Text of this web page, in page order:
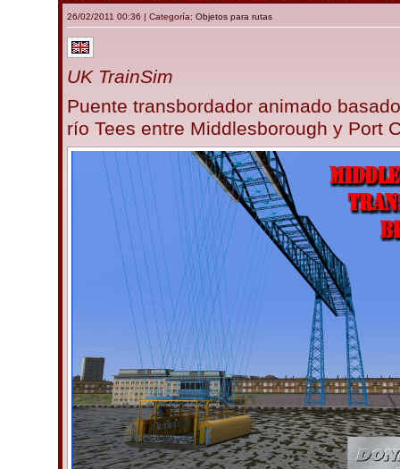
26/02/2011 00:36 | Categoría: Objetos para rutas
UK TrainSim
Puente transbordador animado
río Tees entre Middlesborough y Port